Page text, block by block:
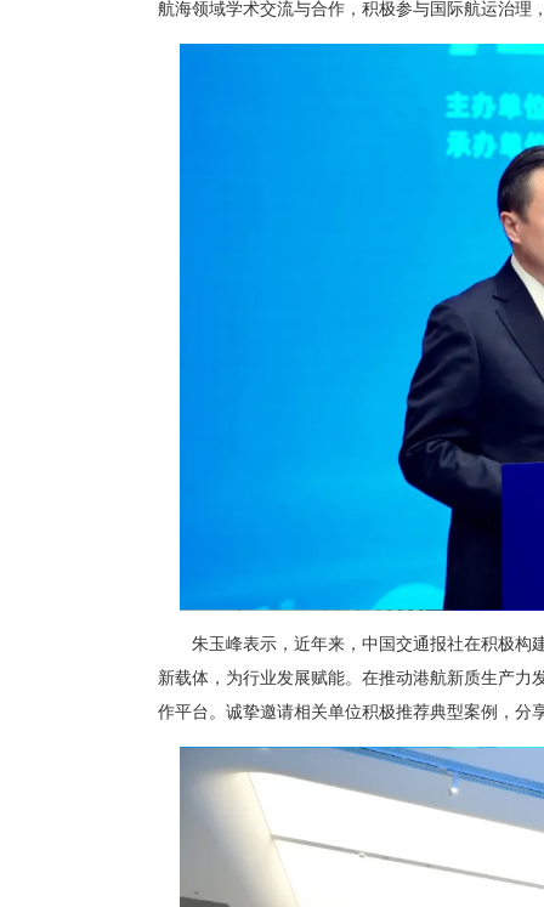
航海领域学术交流与合作，积极参与国际航运治理
朱玉峰表示，近年来，中国交通报社在积极构
新载体，为行业发展赋能。在推动港航新质生产
作平台。诚挚邀请相关单位积极推荐典型案例，分